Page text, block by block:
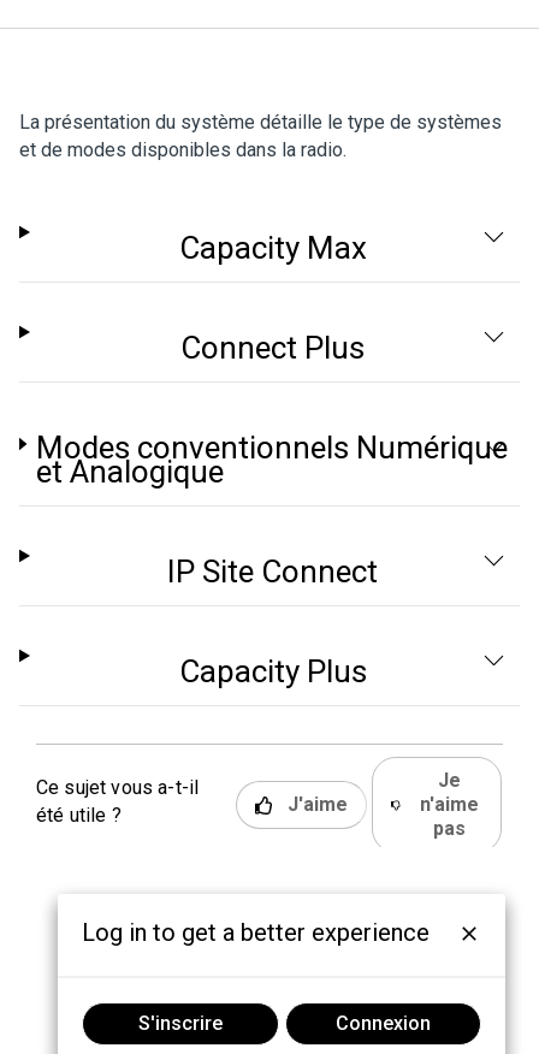
La présentation du système détaille le type de systèmes
et de modes disponibles dans la radio.
Capacity Max
Connect Plus
Modes conventionnels Numérique
et Analogique
IP Site Connect
Capacity Plus
Ce sujet vous a-t-il
été utile ?
J'aime
Je
n'aime
pas
Log in to get a better experience
S'inscrire Connexion